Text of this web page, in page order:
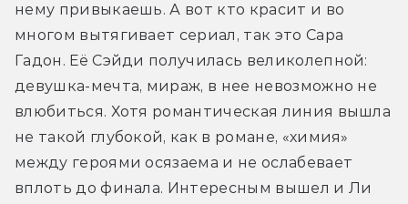
нему привыкаешь. А вот кто красит и во
многом вытягивает сериал, так это Сара
Гадон. Её Сэйди получилась великолепной:
девушка-мечта, мираж, в нее невозможно не
влюбиться. Хотя романтическая линия вышла
не такой глубокой, как в романе, «химия»
между героями осязаема и не ослабевает
вплоть до финала. Интересным вышел и Ли